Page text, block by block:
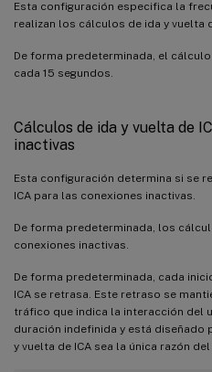
Esta configuración especifica la
realizan los cálculos de ida y vuelta
De forma predeterminada, el
cada 15 segundos.
Cálculos de ida y vuelta de
inactivas
Esta configuración determina si se
ICA para las conexiones inactivas.
De forma predeterminada, los
conexiones inactivas.
De forma predeterminada, cada
ICA se retrasa. Este retraso se
tráfico que indica la interacción del
duración indefinida y está diseñado
y vuelta de ICA sea la única razón